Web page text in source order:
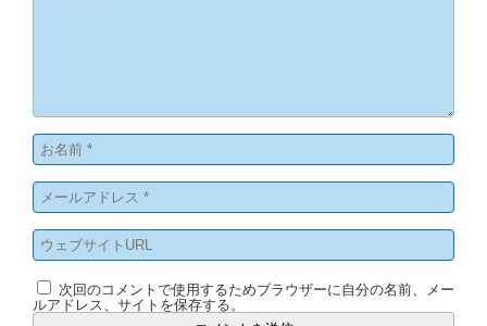
次回のコメントで使用するためブラウザーに自分の名前、メー
ルアドレス、サイトを保存する。